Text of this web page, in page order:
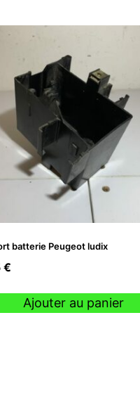
batterie Peugeot ludix
€
Ajouter au panier